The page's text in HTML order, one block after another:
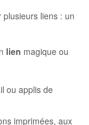
liens : un
lien magique ou
ou applis de
imprimées, aux